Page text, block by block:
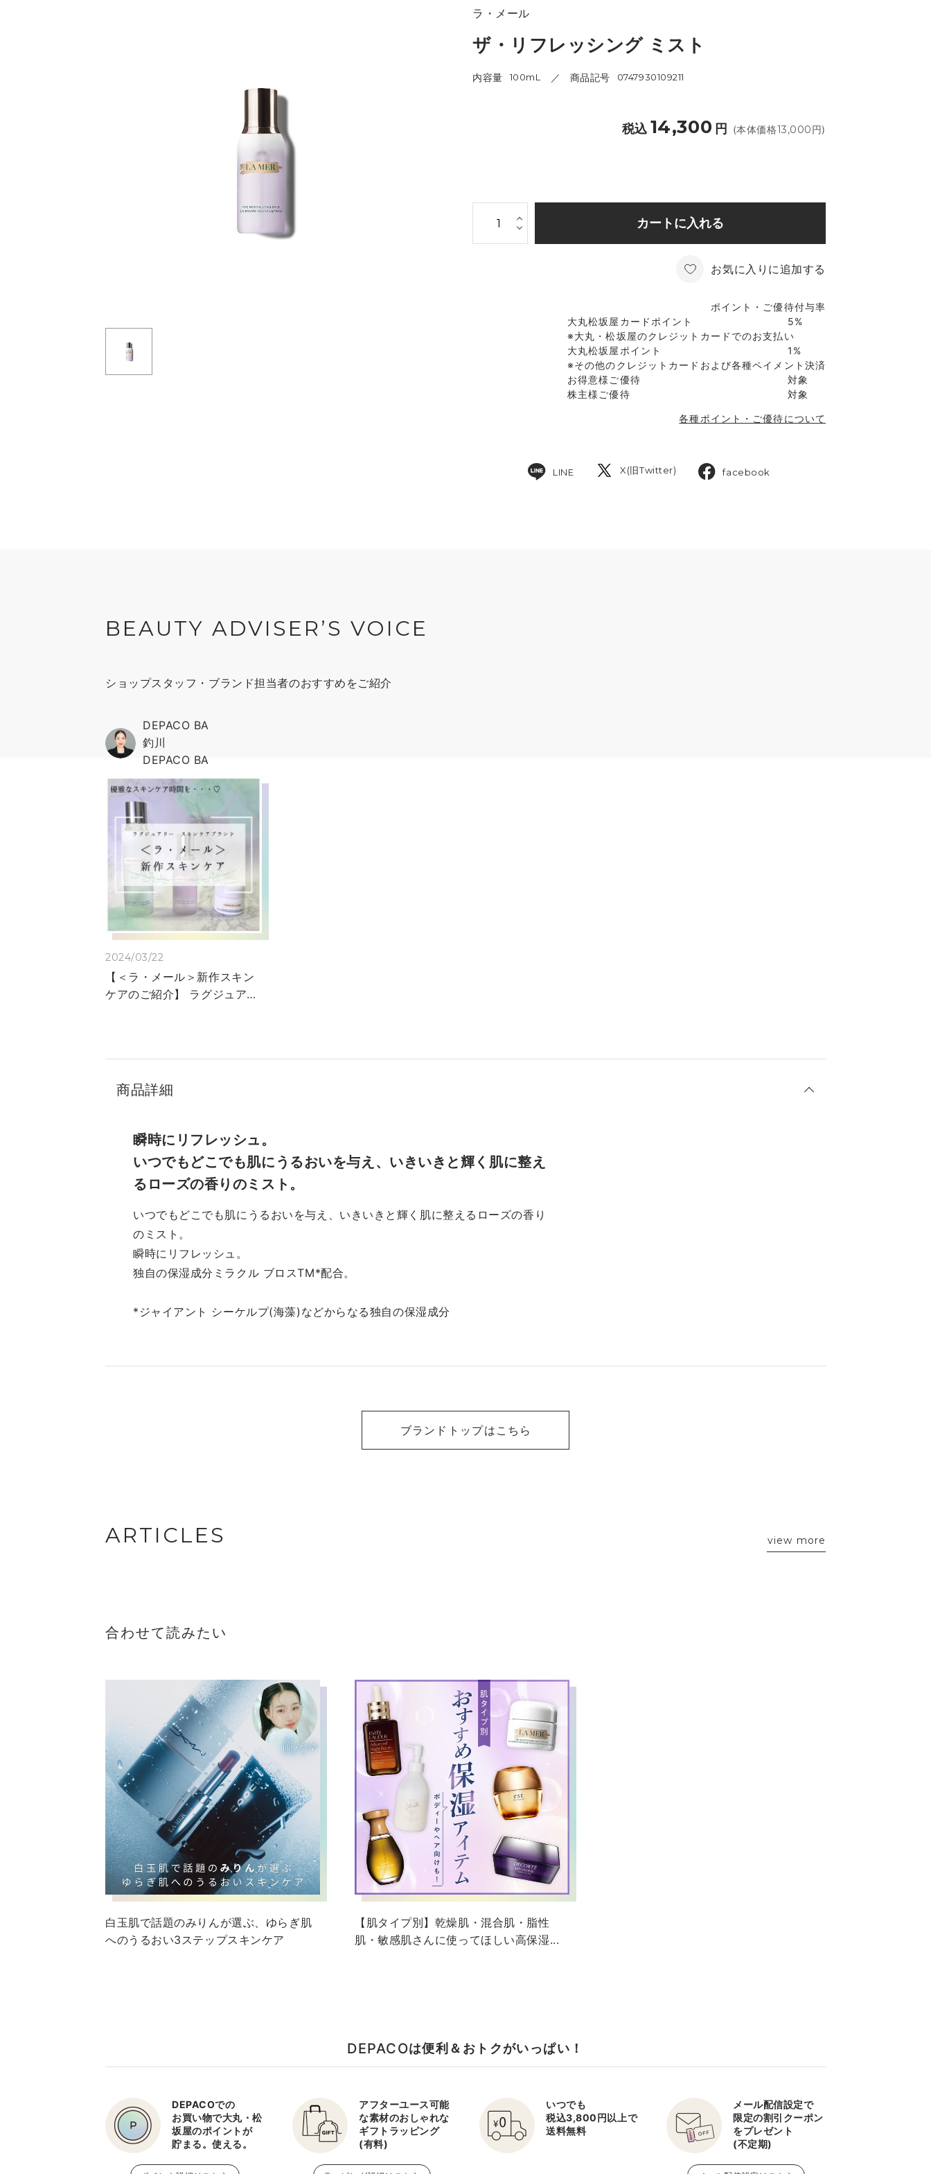
ラ・メール
ザ・リフレッシング ミスト
内容量 100mL 商品記号 0747930109211
税込14,300 円 (本体価格13,000円)
カートに入れる
お気に入りに追加する
ポイント・ご優待付与率
大丸松坂屋カードポイント
5%
※大丸・松坂屋のクレジットカードでのお支払い
大丸松坂屋ポイント
1%
※その他のクレジットカードおよび各種ペイメント決済
お得意様ご優待
対象
株主様ご優待
対象
各種ポイント・ご優待について
LINE X(旧Twitter) facebook
BEAUTY ADVISER’S VOICE
ショップスタッフ・ブランド担当者のおすすめをご紹介
DEPACO BA
釣川
DEPACO BA
2024/03/22
【＜ラ・メール＞新作スキン
ケアのご紹介】 ラグジュアリ
を守りお肌を整えます。 贅沢
で、優雅な気持ちに浸れる
ラ・メールのスキンケア、チ
✔ザ・クール クレンジング
ミセラー ウォーター200mL
※ザ・クレンジングウォーター
と同じ処方。パッケージのみ
ジングウォーター！必要なう
るおいはそのままに、ウォー
タープルーフの ポイントメイ
クは優しくOFF。洗い流し不
✔ザ・リフレッシング ミスト
らっとしたテクスチャーなの
内・お知らせ》 DEPACO会員
リング】を実施中です！ ブラ
ンドがたくさんあって 何を使
えばいいか分からないな…な
ど デパコス選びでお困りでは
ないですか？ そんな時は…
【オンラインカウンセリン
グ】をご利用ください！ 私た
ちDEPACOビューティーアド
バイザーが ブランドの枠を超
えてお客様におすすめの コス
メをご提案いたします。 ちょ
っとしたお悩みでももちろん
OKですので 是非、お気軽に
ご予約お待ちしております♪
<a
＿＿＿＿＿
商品詳細
瞬時にリフレッシュ。
いつでもどこでも肌にうるおいを与え、いきいきと輝く肌に整え
るローズの香りのミスト。
いつでもどこでも肌にうるおいを与え、いきいきと輝く肌に整えるローズの香り
のミスト。
瞬時にリフレッシュ。
独自の保湿成分ミラクル ブロスTM*配合。
*ジャイアント シーケルプ(海藻)などからなる独自の保湿成分
ブランドトップはこちら
ARTICLES view more
合わせて読みたい
白玉肌で話題のみりんが選ぶ、ゆらぎ肌
へのうるおい3ステップスキンケア
【肌タイプ別】乾燥肌・混合肌・脂性
肌・敏感肌さんに使ってほしい高保湿...
DEPACOは便利＆おトクがいっぱい！
DEPACOでの
お買い物で大丸・松
坂屋のポイントが
貯まる。使える。
アフターユース可能
な素材のおしゃれな
ギフトラッピング
(有料)
いつでも
税込3,800円以上で
送料無料
メール配信設定で
限定の割引クーポン
をプレゼント
(不定期)